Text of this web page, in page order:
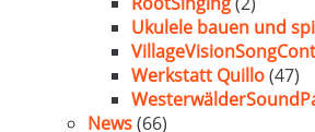
Ukulele bauen und
Werkstatt Quillo(47)
News(66)